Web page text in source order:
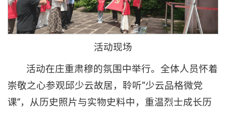
活动现场
活动在庄重肃穆的氛围中举行。全体人员怀着
崇敬之心参观邱少云故居，聆听“少云品格微党
课”，从历史照片与实物史料中，重温烈士成长历